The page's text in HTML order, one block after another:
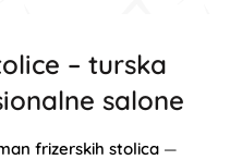
– turska
salone
frizerskih stolica —